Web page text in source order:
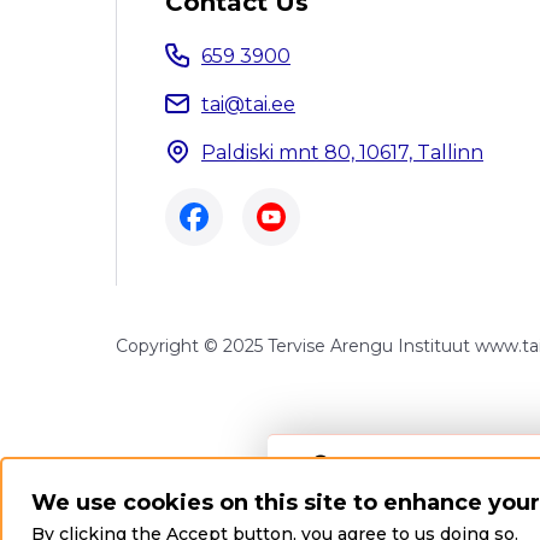
Error message
The submitted
659 3900
tai@tai.ee
Paldiski mnt 80, 10617, Tallinn
Copyright © 2025 Tervise Arengu Instituut
We use cookies on this site to enhance
By clicking the Accept button, you agree to us doing so.